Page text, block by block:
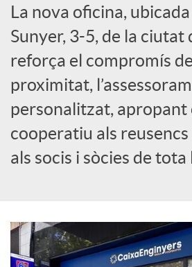
s
S
o
c
a
La nova oficina, ubicada
Sunyer, 3-5, de la ciutat
reforça el compromís
proximitat,
personalitzat, apropant
cooperatiu als
als socis i sòcies de